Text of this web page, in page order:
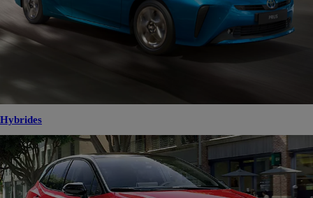
Hybrides